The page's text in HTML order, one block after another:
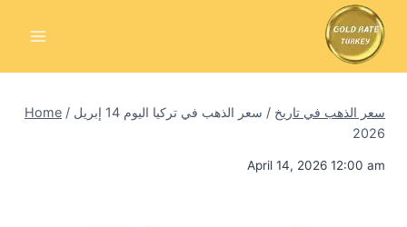
Home / سعر الذهب في تاريخ /
سعر الذهب في تركيا اليوم 14 إبريل
2026
April 14, 2026 12:00 am